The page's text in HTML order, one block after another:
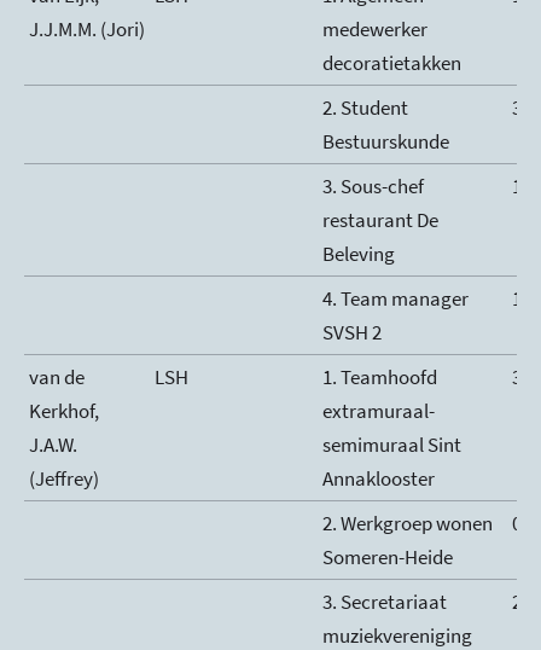
J.J.M.M. (Jori)
medewerker
decoratietakken
2. Student
Bestuurskunde
32
3. Sous-chef
restaurant De
Beleving
10
4. Team manager
SVSH 2
10
van de
Kerkhof,
J.A.W.
(Jeffrey)
LSH
1. Teamhoofd
extramuraal-
semimuraal Sint
Annaklooster
36
2. Werkgroep wonen
Someren-Heide
0,5
3. Secretariaat
muziekvereniging
2